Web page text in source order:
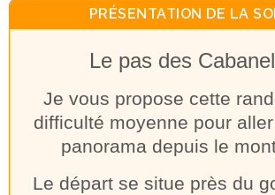
PRÉSENTATION DE LA
Le pas des
Je vous propose cette
difficulté moyenne pour
panorama depuis le
Le départ se situe près du